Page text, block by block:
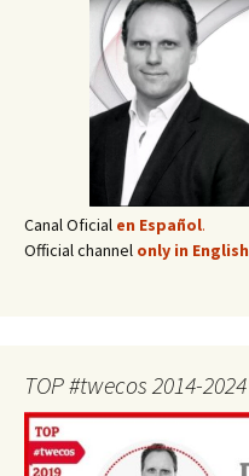
Canal Oficial en Español.
Official channel only in English
TOP #twecos 2014-2024